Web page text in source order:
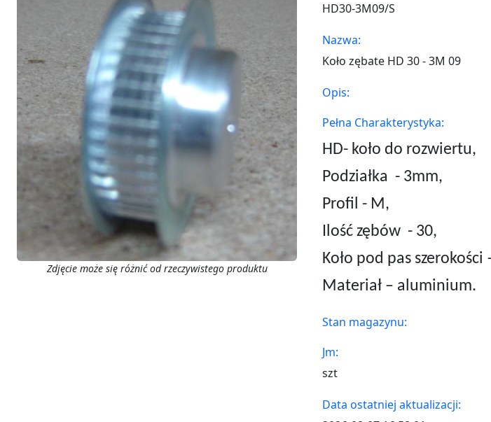
Zdjęcie może się różnić od rzeczywistego produktu
HD30-3M09/S
Nazwa:
Koło zębate HD 30 - 3M 09
Opis:
Pełna Charakterystyka:
HD- koło do rozwiertu,
Podziałka - 3mm,
Profil - M,
Ilość zębów - 30,
Koło pod pas szerokości
Materiał – aluminium.
Stan magazynu:
Jm:
szt
Data ostatniej aktualizacji: